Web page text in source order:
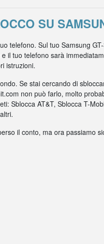
SU
telefono. Sul tuo Samsung
il tuo telefono sarà
istruzioni.
Se stai cercando di
non può farlo, molto
Sblocca AT&T, Sblocca T-
il conto, ma ora passiamo